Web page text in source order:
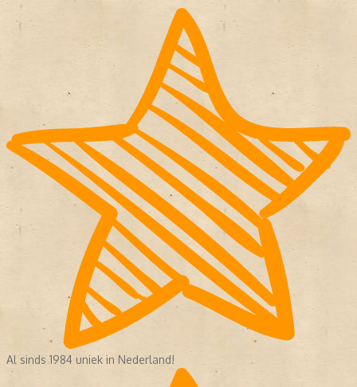
Al sinds 1984 uniek in Nederland!